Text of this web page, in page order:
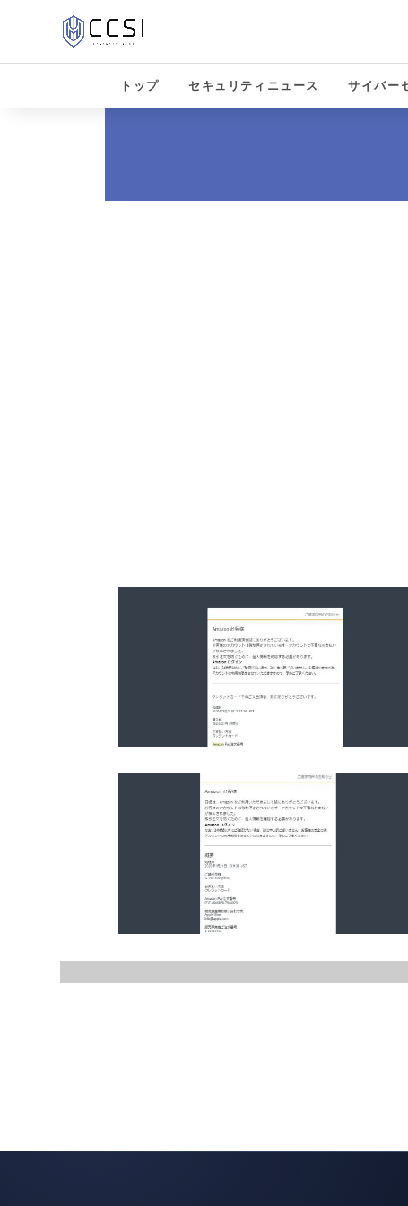
トップ セキュリティニュース サイバー